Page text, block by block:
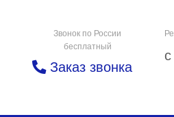
Звонок по России
бесплатный
Заказ звонка